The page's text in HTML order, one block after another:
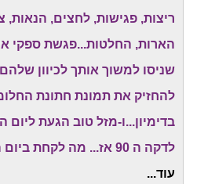
ריצות, פגישות, לחצים, הנאות,
הארות, החלטות...פגשת ספקי
שניסו למשוך אותך לכיוון
להחזיק את תמונת חתונת
בדימיון...ו-מזל טוב הגעת
לדקה ה 90 אז... מה לקחת ביום החתונה....
עוד...